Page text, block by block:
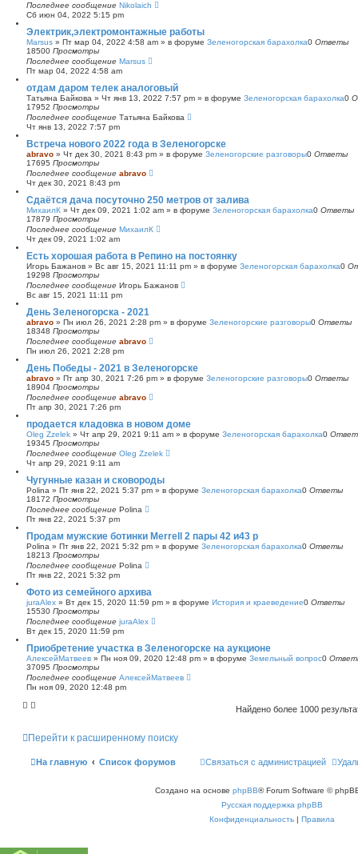
Последнее сообщение Nikolaich
Сб июн 04, 2022 5:15 pm
Электрик,электромонтажные работы
Marsus » Пт мар 04, 2022 4:58 am » в форуме Зеленогорская барахолка0 Ответы
18500 Просмотры
Последнее сообщение Marsus
Пт мар 04, 2022 4:58 am
отдам даром телек аналоговый
Татьяна Байкова » Чт янв 13, 2022 7:57 pm » в форуме Зеленогорская барахолка0
17952 Просмотры
Последнее сообщение Татьяна Байкова
Чт янв 13, 2022 7:57 pm
Встреча нового 2022 года в Зеленогорске
abravo » Чт дек 30, 2021 8:43 pm » в форуме Зеленогорские разговоры0 Ответы
17695 Просмотры
Последнее сообщение abravo
Чт дек 30, 2021 8:43 pm
Сдаётся дача посуточно 250 метров от залива
МихаилК » Чт дек 09, 2021 1:02 am » в форуме Зеленогорская барахолка0 Ответы
17879 Просмотры
Последнее сообщение МихаилК
Чт дек 09, 2021 1:02 am
Есть хорошая работа в Репино на постоянку
Игорь Бажанов » Вс авг 15, 2021 11:11 pm » в форуме Зеленогорская барахолка0
19298 Просмотры
Последнее сообщение Игорь Бажанов
Вс авг 15, 2021 11:11 pm
День Зеленогорска - 2021
abravo » Пн июл 26, 2021 2:28 pm » в форуме Зеленогорские разговоры0 Ответы
18348 Просмотры
Последнее сообщение abravo
Пн июл 26, 2021 2:28 pm
День Победы - 2021 в Зеленогорске
abravo » Пт апр 30, 2021 7:26 pm » в форуме Зеленогорские разговоры0 Ответы
18904 Просмотры
Последнее сообщение abravo
Пт апр 30, 2021 7:26 pm
продается кладовка в новом доме
Oleg Zzelek » Чт апр 29, 2021 9:11 am » в форуме Зеленогорская барахолка0
19345 Просмотры
Последнее сообщение Oleg Zzelek
Чт апр 29, 2021 9:11 am
Чугунные казан и сковороды
Polina » Пт янв 22, 2021 5:37 pm » в форуме Зеленогорская барахолка0 Ответы
18172 Просмотры
Последнее сообщение Polina
Пт янв 22, 2021 5:37 pm
Продам мужские ботинки Merrell 2 пары 42 и43 р
Polina » Пт янв 22, 2021 5:32 pm » в форуме Зеленогорская барахолка0 Ответы
18213 Просмотры
Последнее сообщение Polina
Пт янв 22, 2021 5:32 pm
Фото из семейного архива
juraAlex » Вт дек 15, 2020 11:59 pm » в форуме История и краеведение0 Ответы
15530 Просмотры
Последнее сообщение juraAlex
Вт дек 15, 2020 11:59 pm
Приобретение участка в Зеленогорске на аукционе
АлексейМатвеев » Пн ноя 09, 2020 12:48 pm » в форуме Земельный вопрос0
37095 Просмотры
Последнее сообщение АлексейМатвеев
Пн ноя 09, 2020 12:48 pm
Найдено более 1000
Перейти к расширенному поиску
На главную Список форумов Связаться с администрацией
Создано на основе phpBB® Forum Software ©
Русская поддержка phpBB
Конфиденциальность | Правила